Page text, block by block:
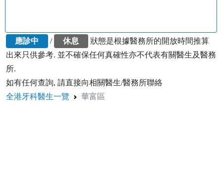
應診中 / 休息
狀態是根據醫務所的開放時間推算
出來只供參考. 並不確保任何真確性亦不代表有關醫生及醫務
所.
如有任何查詢, 請直接向相關醫生/醫務所聯絡
全港牙科醫生一覽
華富區